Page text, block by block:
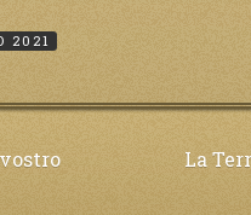
2021
La